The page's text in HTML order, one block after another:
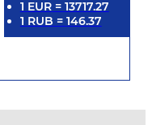
1 EUR= 13717.27
1 RUB = 146.37